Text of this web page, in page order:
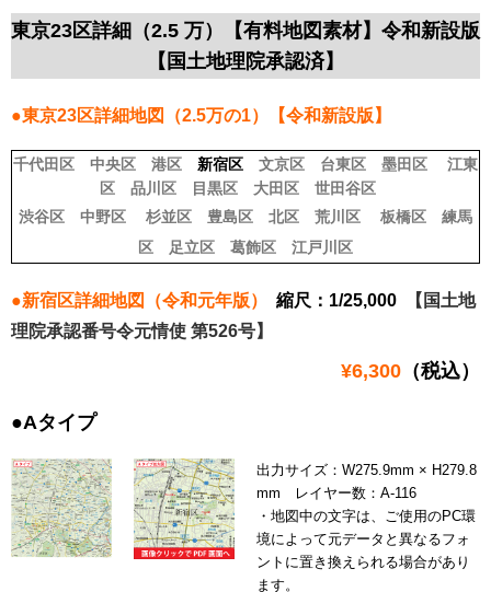
東京23区詳細（2.5 万）【有料地図素材】令和新設版
【国土地理院承認済】
●東京23区詳細地図（2.5万の1）【令和新設版】
千代田区 中央区 港区 新宿区 文京区 台東区 墨田区
江東
区
品川区 目黒区 大田区
世田谷区
渋谷区
中野区 杉並区 豊島区 北区 荒川区 板橋区
練馬
区
足立区 葛飾区 江戸川区
●新宿区詳細地図（令和元年版） 縮尺：1/25,000
【国土地
理院承認番号令元情使 第526号】
¥6,300 （税込）
●Aタイプ
出力サイズ：W275.9mm × H279.8
mm レイヤー数：A-116
・地図中の文字は、ご使用のPC環
境によって元データと異なるフォ
ントに置き換えられる場合があり
ます。